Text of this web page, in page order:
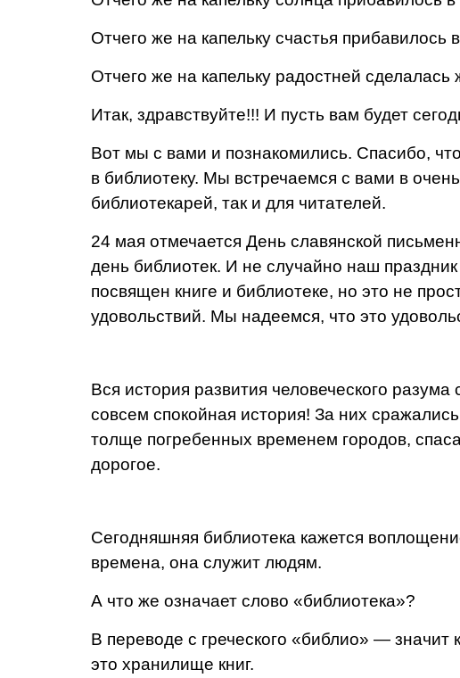
Отчего же на капельку счастья прибавилось
Отчего же на капельку радостней сделалась
Итак, здравствуйте!!! И пусть вам будет
Вот мы с вами и познакомились. Спасибо,
в библио­теку. Мы встречаемся с вами в
библиотекарей, так и для читателей.
24 мая отмечается День славянской
день библиотек. И не случайно наш
посвящен книге и библиотеке, но это не
удовольствий. Мы надеемся, что это
Вся история развития человеческого
совсем спокойная история! За них
толще погребен­ных временем городов,
дорогое.
Сегодняшняя библиотека кажется
времена, она служит людям.
А что же означает слово «библиотека»?
В переводе с греческого «библио» —
это хранилище книг.